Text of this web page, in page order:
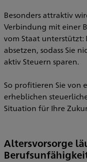
Besonders attraktiv
Verbindung mit einer
vom Staat unterstützt:
absetzen, sodass Sie
aktiv Steuern sparen.
So profitieren Sie von
erheblichen
Situation für Ihre
Altersvorsorge